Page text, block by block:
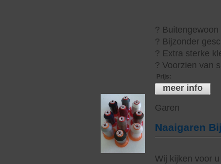
?
? Bijzonder
? Extra sterke
? Voorzien van
Prijs:
meer info
Garen
Naaigaren
Wij kijken voor